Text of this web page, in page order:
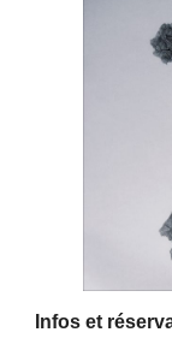
Infos et